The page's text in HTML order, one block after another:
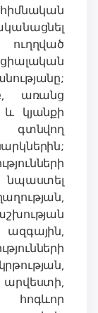
առանց
կյանքի
գտնվող
հոգևոր